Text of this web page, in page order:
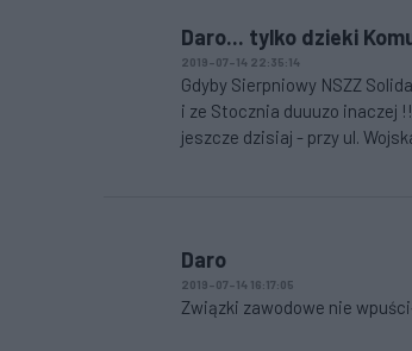
Daro... tylko dzieki
2019-07-14 22:35:14
Gdyby Sierpniowy NSZZ
i ze Stocznia duuuzo inaczej
jeszcze dzisiaj - przy ul.
Daro
2019-07-14 16:17:05
Związki zawodowe nie